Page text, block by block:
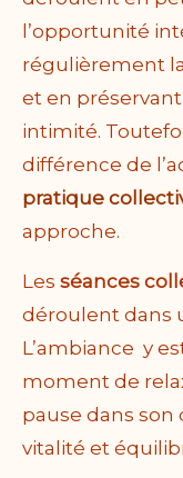
l’opportunité
régulièrement
et en
intimité.
différence de
pratique
approche.
Les séances
déroulent dans
L’ambiance y
moment de
pause dans
vitalité et